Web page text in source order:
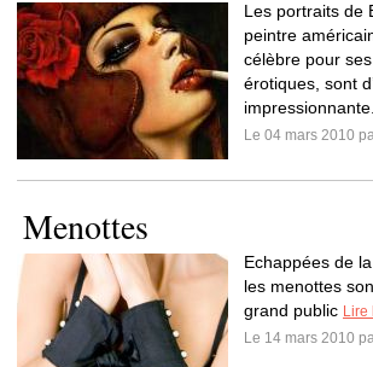
Les portraits de
peintre
célèbre pour
érotiques, sont
impressionnante.
Le 04 mars 2010
Menottes
Echappées de
les menottes
grand public Lire
Le 14 mars 2010